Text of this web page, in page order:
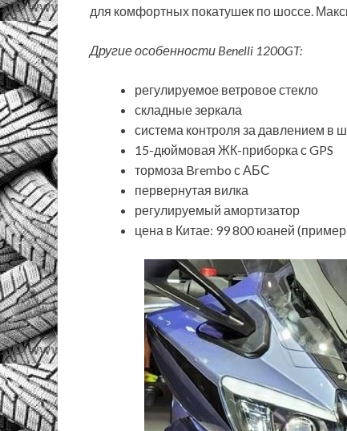
для комфортных покатушек по шоссе.
Другие особенности Benelli 1200GT:
регулируемое ветровое стекло
складные зеркала
система контроля за давлением в
15-дюймовая ЖК-приборка с GPS
тормоза Brembo с АБС
первернутая вилка
регулируемый амортизатор
цена в Китае: 99 800 юаней